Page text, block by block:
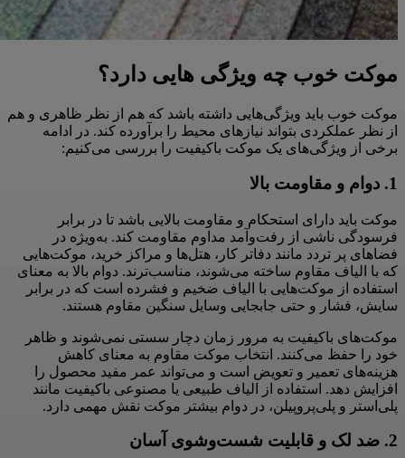
موکت خوب چه ویژگی هایی دارد؟
موکت خوب باید ویژگی‌هایی داشته باشد که هم از نظر ظاهری و هم
از نظر عملکردی بتواند نیازهای محیط را برآورده کند. در ادامه
برخی از ویژگی‌های یک موکت باکیفیت را بررسی می‌کنیم:
1. دوام و مقاومت بالا
موکت باید دارای استحکام و مقاومت بالایی باشد تا در برابر
فرسودگی ناشی از رفت‌وآمد مداوم مقاومت کند. به‌ویژه در
فضاهای پر تردد مانند دفاتر کار، هتل‌ها و مراکز خرید، موکت‌هایی
که با الیاف مقاوم ساخته می‌شوند، مناسب‌ترند. دوام بالا به معنای
استفاده از موکت‌هایی با الیاف ضخیم و فشرده است که در برابر
سایش، فشار و حتی جابجایی وسایل سنگین مقاوم هستند.
موکت‌های باکیفیت به مرور زمان دچار سستی نمی‌شوند و ظاهر
خود را حفظ می‌کنند. انتخاب موکت مقاوم به معنای کاهش
هزینه‌های تعمیر و تعویض است و می‌تواند عمر مفید محصول را
افزایش دهد. استفاده از الیاف طبیعی یا مصنوعی باکیفیت مانند
پلی‌استر و پلی‌پروپیلن، در دوام بیشتر موکت نقش مهمی دارد.
2. ضد لک و قابلیت شست‌وشوی آسان